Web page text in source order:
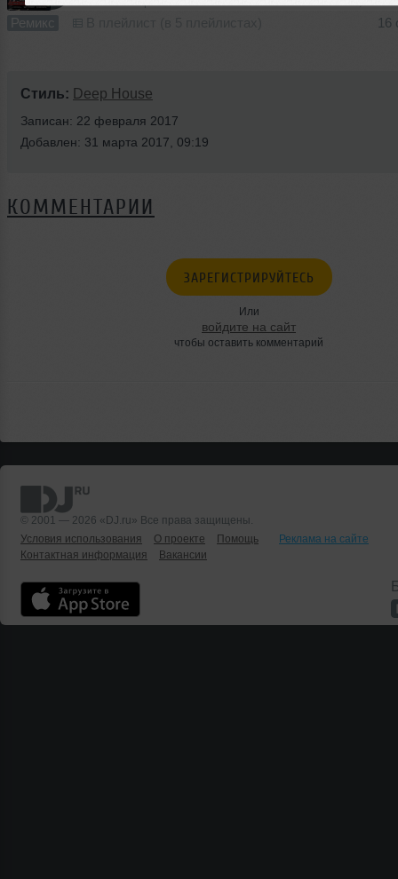
Ремикс 16
Стиль: Deep House
Записан: 22 февраля 2017
Добавлен: 31 марта 2017, 09:19
КОММЕНТАРИИ
ЗАРЕГИСТРИРУЙТЕСЬ
Или
войдите на сайт
чтобы оставить комментарий
© 2001 — 2026 «DJ.ru» Все права защищены.
Условия использования
О проекте Помощь
Реклама на сайте
Контактная информация
Вакансии